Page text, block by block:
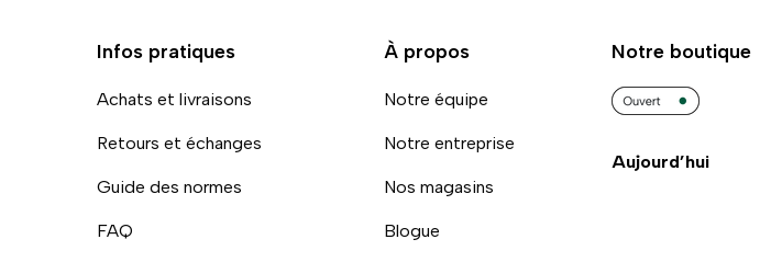
Infos pratiques
Achats et livraisons
Retours et échanges
Guide des normes
FAQ
À propos
Notre équipe
Notre entreprise
Nos magasins
Blogue
Notre boutique
Aujourd’hui